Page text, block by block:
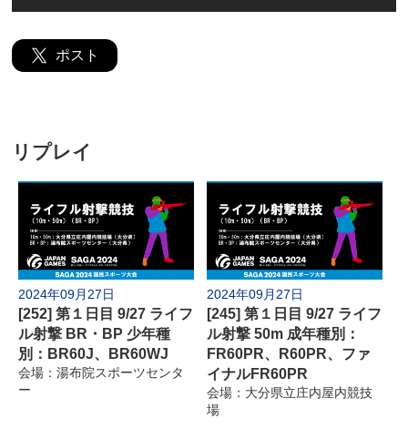
よくあるご質問
ポスト
リプレイ
2024年09月27日
[252] 第１日目 9/27 ライフ
ル射撃 BR・BP 少年種
別：BR60J、BR60WJ
会場：湯布院スポーツセンタ
ー
2024年09月27日
[245] 第１日目 9/27 ライフ
ル射撃 50m 成年種別：
FR60PR、R60PR、ファ
イナルFR60PR
会場：大分県立庄内屋内競技
場